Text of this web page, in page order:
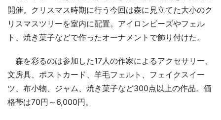
開催。クリスマス時期に行う今回は森に見立てた大小のク
リスマスツリーを室内に配置。アイロンビーズやフェル
ト、焼き菓子などで作ったオーナメントで飾り付けた。
森を彩るのは参加した17人の作家によるアクセサリー、
文房具、ポストカード、羊毛フェルト、フェイクスイー
ツ、布小物、ジャム、焼き菓子など300点以上の作品。価
格帯は70円～6,000円。